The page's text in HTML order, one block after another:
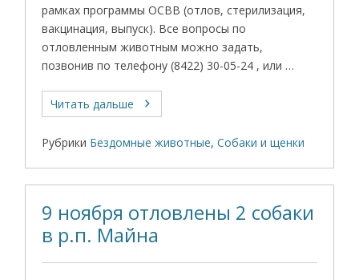
рамках программы ОСВВ (отлов, стерилизация,
вакцинация, выпуск). Все вопросы по
отловленным животным можно задать,
позвонив по телефону (8422) 30-05-24 , или …
Читать дальше
Рубрики Бездомные животные,Собаки и щенки
9 ноября отловлены 2 собаки
в р.п. Майна